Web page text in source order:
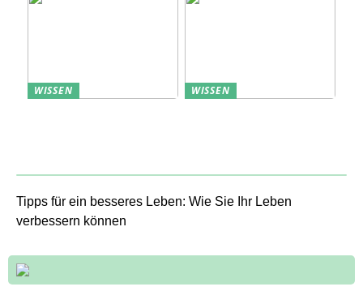
WISSEN
WISSEN
Tipps für ein besseres Leben: Wie Sie Ihr Leben
verbessern können